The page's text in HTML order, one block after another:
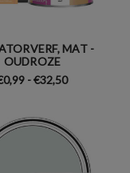
MAT -
OUDROZE
- €32,50